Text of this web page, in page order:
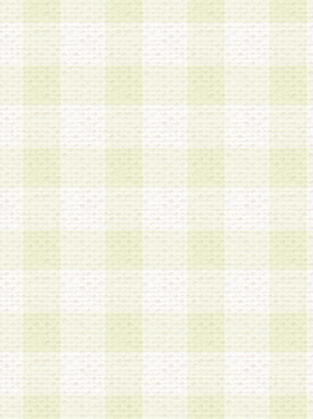
a.既に登録されている会
録する場合
b.本サービスと同様のサ
業に従事していると思わ
場合
c.その他当社が不適切と
2.当社は、会員登録希望
した 場合、会員登録希
による承認後の場合であ
の抹消を、当社が適切と
とができるものとします
3.会員登録希望者が18歳